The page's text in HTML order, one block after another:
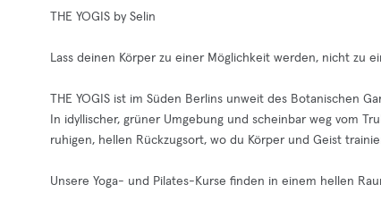
THE YOGIS by Selin
Lass deinen Körper zu einer Möglichkeit werden, nicht zu
THE YOGIS ist im Süden Berlins unweit des Botanischen
In idyllischer, grüner Umgebung und scheinbar weg vom
ruhigen, hellen Rückzugsort, wo du Körper und Geist
Unsere Yoga- und Pilates-Kurse finden in einem hellen